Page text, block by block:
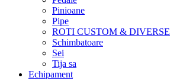
Pinioane
Pipe
ROTI CUSTOM & DIVERSE
Schimbatoare
Sei
Tija sa
Echipament